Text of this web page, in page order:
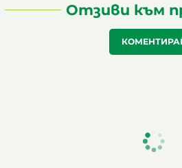
Отзиви към